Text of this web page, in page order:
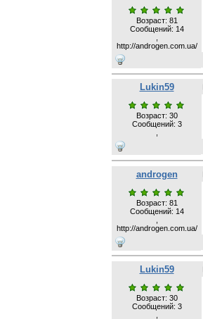
Возраст: 81
Сообщений: 14
http://androgen.com.ua/
Lukin59
Возраст: 30
Сообщений: 3
androgen
Возраст: 81
Сообщений: 14
http://androgen.com.ua/
Lukin59
Возраст: 30
Сообщений: 3